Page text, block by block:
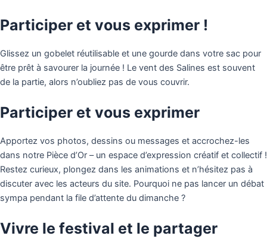
Participer et vous exprimer !
Glissez un gobelet réutilisable et une gourde dans votre sac pour
être prêt à savourer la journée ! Le vent des Salines est souvent
de la partie, alors n’oubliez pas de vous couvrir.
Participer et vous exprimer
Apportez vos photos, dessins ou messages et accrochez-les
dans notre Pièce d’Or – un espace d’expression créatif et collectif !
Restez curieux, plongez dans les animations et n’hésitez pas à
discuter avec les acteurs du site. Pourquoi ne pas lancer un débat
sympa pendant la file d’attente du dimanche ?
Vivre le festival et le partager